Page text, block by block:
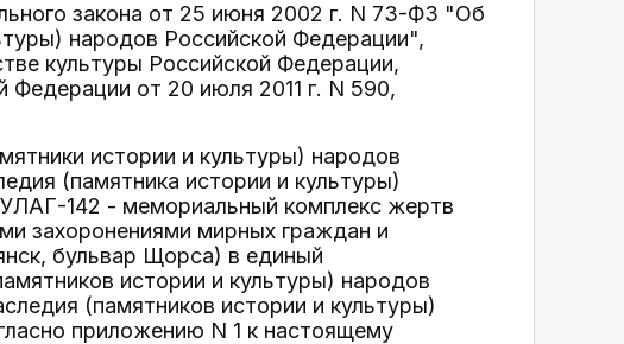
закона от 25 июня 2002 г. N 73-ФЗ "Об
народов Российской Федерации",
культуры Российской Федерации,
Федерации от 20 июля 2011 г. N 590,
истории и культуры) народов
(памятника истории и культуры)
142 - мемориальный комплекс жертв
захоронениями мирных граждан и
бульвар Щорса) в единый
истории и культуры) народов
(памятников истории и культуры)
приложению N 1 к настоящему